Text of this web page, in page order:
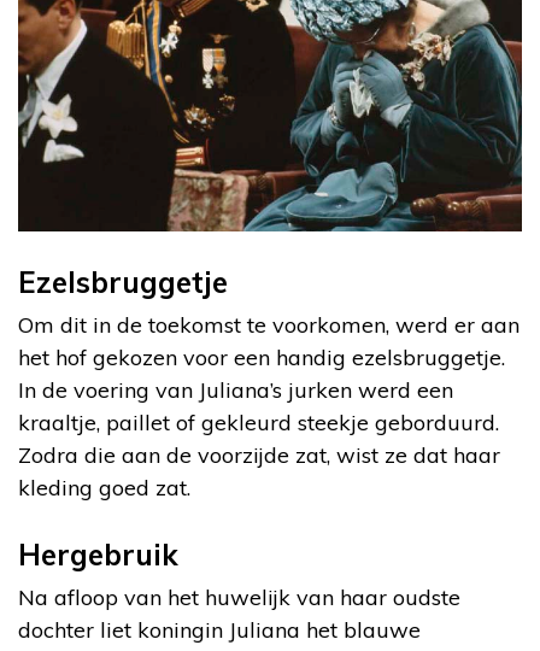
Ezelsbruggetje
Om dit in de toekomst te voorkomen, werd er aan
het hof gekozen voor een handig ezelsbruggetje.
In de voering van Juliana’s jurken werd een
kraaltje, paillet of gekleurd steekje geborduurd.
Zodra die aan de voorzijde zat, wist ze dat haar
kleding goed zat.
Hergebruik
Na afloop van het huwelijk van haar oudste
dochter liet koningin Juliana het blauwe